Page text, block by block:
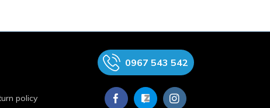
policy
0967 543 542